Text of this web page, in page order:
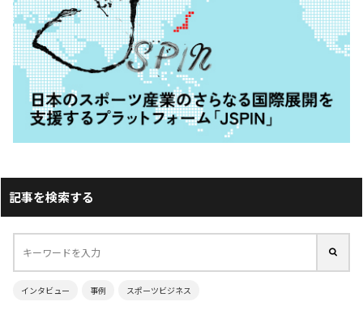
記事を検索する
インタビュー 事例 スポーツビジネス